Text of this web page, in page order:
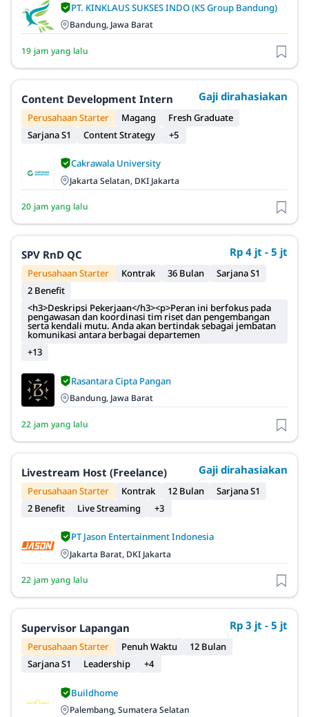
PT. KINKLAUS SUKSES INDO (KS Group Bandung)
Bandung, Jawa Barat
19 jam yang lalu
Content Development Intern Gaji dirahasiakan
Perusahaan Starter Magang
Fresh Graduate
Sarjana S1
Content Strategy +5
Cakrawala University
Jakarta Selatan, DKI Jakarta
20 jam yang lalu
SPV RnD QC Rp 4 jt - 5 jt
Perusahaan Starter Kontrak 36 Bulan
Sarjana S1
2 Benefit
<h3>Deskripsi Pekerjaan</h3><p>Peran ini berfokus pada
pengawasan dan koordinasi tim riset dan pengembangan
serta kendali mutu. Anda akan bertindak sebagai jembatan
komunikasi antara berbagai departemen
+13
Rasantara Cipta Pangan
Bandung, Jawa Barat
22 jam yang lalu
Livestream Host (Freelance) Gaji dirahasiakan
Perusahaan Starter Kontrak 12 Bulan
Sarjana S1
2 Benefit
Live Streaming +3
PT Jason Entertainment Indonesia
Jakarta Barat, DKI Jakarta
22 jam yang lalu
Supervisor Lapangan Rp 3 jt - 5 jt
Perusahaan Starter Penuh Waktu
12 Bulan
Sarjana S1
Leadership +4
Buildhome
Palembang, Sumatera Selatan